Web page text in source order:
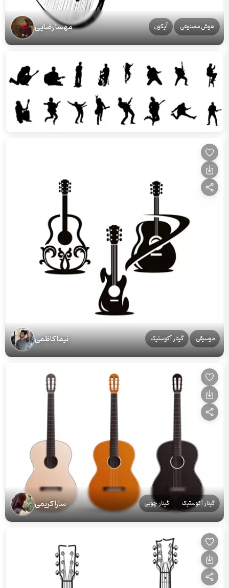
هوش مصنوعی آیکون مهسا رضایی
موسیقی گیتار آکوستیک نیما کاظمی
گیتار آکوستیک گیتار چوبی سارا کریمی